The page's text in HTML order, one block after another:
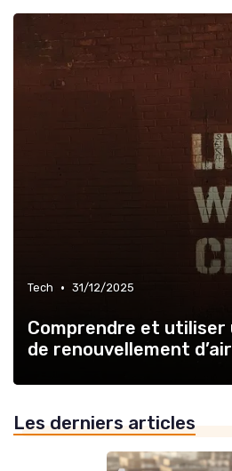
Tech • 31/12/2025
Comprendre et utiliser
de renouvellement
Les derniers articles